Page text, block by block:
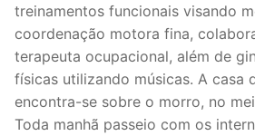
treinamentos funcionais visando
coordenação motora fina,
terapeuta ocupacional, além de
físicas utilizando músicas. A casa
encontra-se sobre o morro, no
Toda manhã passeio com os